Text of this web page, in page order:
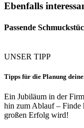
Ebenfalls
Passende
UNSER TIPP
Tipps für die Planung
Ein Jubiläum in der
hin zum Ablauf – Finde
großen Erfolg wird!